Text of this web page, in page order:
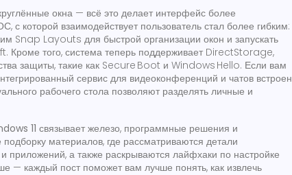
окна — всё это делает интерфейс более
с которой взаимодействует пользователь стал более гибким:
Snap Layouts для быстрой организации окон и запускать
того, система теперь поддерживает DirectStorage,
защиты, такие как Secure Boot и Windows Hello. Если вам
сервис для видеоконференций и чатов встроен
рабочего стола позволяют разделять личные и
11 связывает железо, программные решения и
материалов, где рассматриваются детали
приложений, а также раскрываются лайфхаки по настройке
— каждый пост поможет вам лучше понять, как извлечь